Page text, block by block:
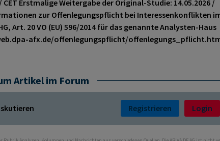
Erstmalige Weitergabe der Original-Studie: 14.05.2026 /
zur Offenlegungspflicht bei Interessenkonflikten
Art. 20 VO (EU) 596/2014 für das genannte Analysten-Haus
afx.de/offenlegungspflicht/
Artikel im Forum
Registrieren Login